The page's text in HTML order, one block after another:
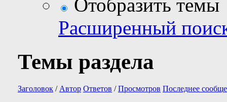
Отобразить темы
Расширенный
Темы раздела
Заголовок / Автор Ответов /Просмотров Последнее